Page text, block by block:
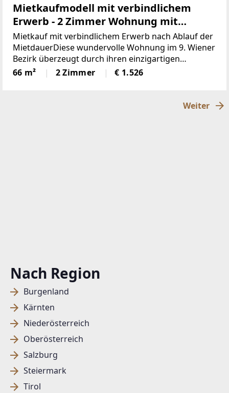
Nach Region
Burgenland
Kärnten
Niederösterreich
Oberösterreich
Salzburg
Steiermark
Tirol
Mietkaufmodell mit verbindlichem
Erwerb - 2 Zimmer Wohnung mit
Biedermeier-Charme im
generalsanierten Biedermeierhaus
Mietkauf mit verbindlichem Erwerb nach Ablauf der
MietdauerDiese wundervolle Wohnung im 9. Wiener
Bezirk überzeugt durch ihren einzigartigen
Altbaucharme und moderne Ausstattung. Auf rund
66 m² Wohnfläche bietet sie zwei helle Zimmer, eine
66 m² 2 Zimmer € 1.526
Weiter